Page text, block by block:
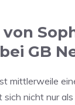
GB
mittlerweile
sich nicht nur